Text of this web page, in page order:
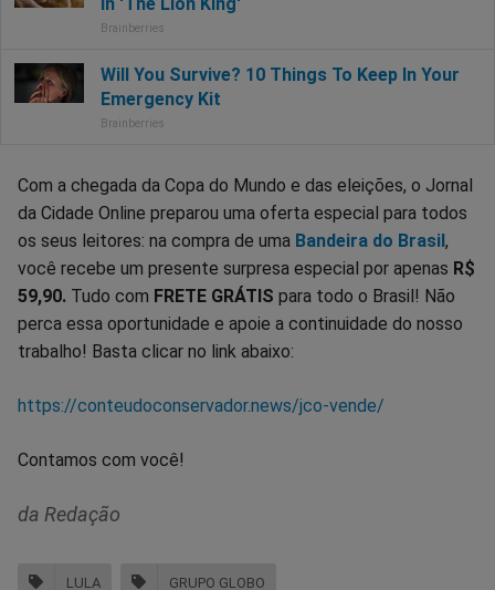
Com a chegada da Copa do Mundo e das eleições, o Jornal
da Cidade Online preparou uma oferta especial para todos
os seus leitores: na compra de uma Bandeira do Brasil ,
você recebe um presente surpresa especial por apenas R$
59,90. Tudo com FRETE GRÁTIS para todo o Brasil! Não
perca essa oportunidade e apoie a continuidade do nosso
trabalho! Basta clicar no link abaixo:
https://conteudoconservador.news/jco-vende/
Contamos com você!
da Redação
LULA GRUPO GLOBO